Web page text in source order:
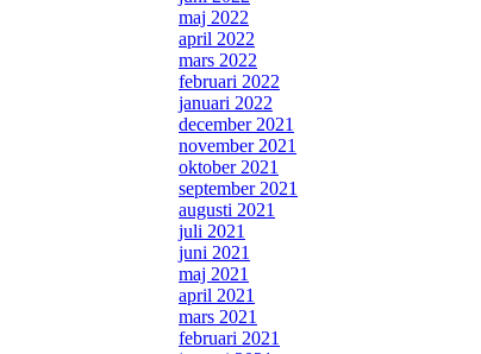
maj 2022
april 2022
mars 2022
februari 2022
januari 2022
december 2021
november 2021
oktober 2021
september 2021
augusti 2021
juli 2021
juni 2021
maj 2021
april 2021
mars 2021
februari 2021